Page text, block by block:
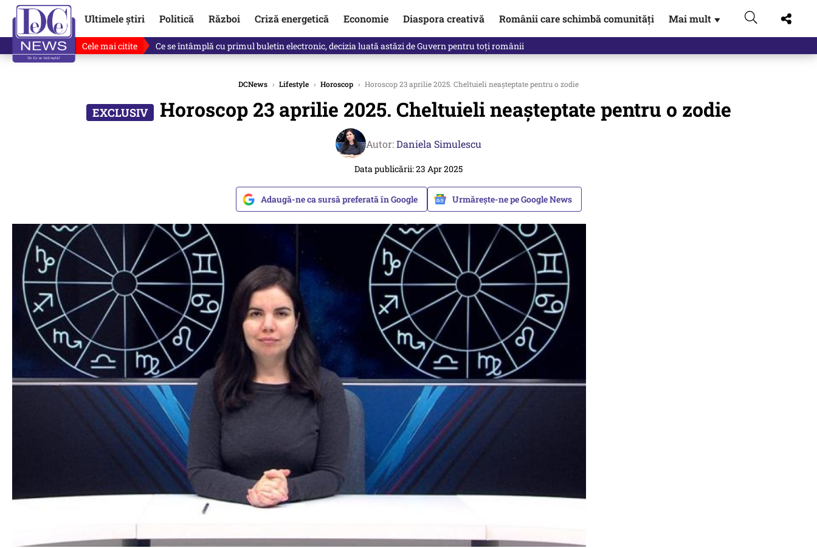
Ultimele știri Politică Război Criză energetică Economie Diaspora creativă Românii care schimbă comunități Mai mult ▼
Cele mai citite Revine în scenă o propunere de premier. Cine ar putea conduce Guvernul din septembrie
DCNews › Lifestyle › Horoscop › Horoscop 23 aprilie 2025. Cheltuieli neașteptate pentru o zodie
Horoscop 23 aprilie 2025. Cheltuieli neașteptate pentru o zodie
Autor:Daniela Simulescu
Data publicării: 23 Apr 2025
Adaugă-ne ca sursă preferată în Google Urmărește-ne pe Google News